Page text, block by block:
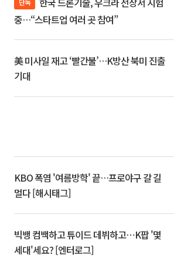
단독
중…“스타트업 여러 곳 참여”
美 미사일 재고 ‘빨간불’…K방산 북미 진출
기대
KBO 폭염 '여름방학' 끝…프로야구 갈 길
멀다 [해시태그]
빅뱅 컴백하고 튜이드 데뷔하고⋯K팝 '몇
세대'세요? [엔터로그]